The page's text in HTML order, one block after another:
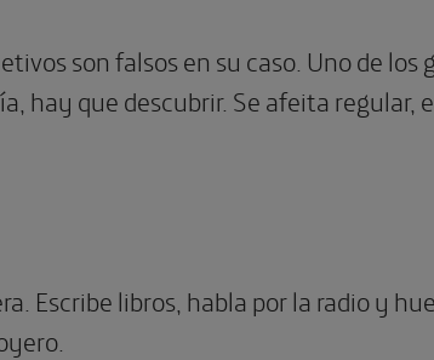
son falsos en su caso. Uno de los
hay que descubrir. Se afeita regular,
Escribe libros, habla por la radio y